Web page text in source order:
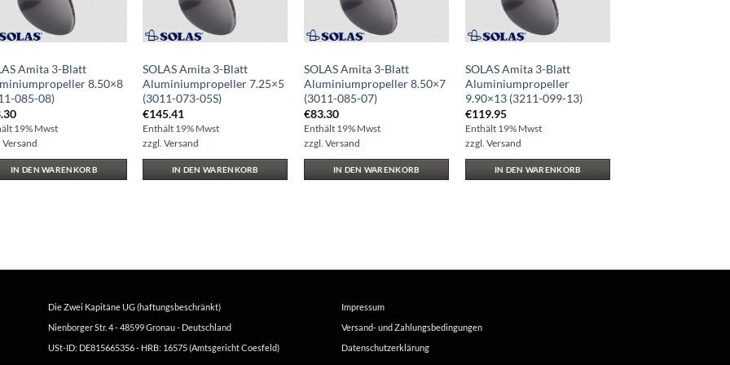
Amita 3-Blatt
8.50×8
085-08)
19% Mwst
Versand
IN DEN WARENKORB
SOLAS Amita 3-Blatt
Aluminiumpropeller 7.25×5
(3011-073-05S)
€145.41
Enthält 19% Mwst
zzgl.Versand
IN DEN WARENKORB
SOLAS Amita 3-Blatt
Aluminiumpropeller 8.50×7
(3011-085-07)
€83.30
Enthält 19% Mwst
zzgl.Versand
IN DEN WARENKORB
SOLAS Amita 3-Blatt
Aluminiumpropeller
9.90×13 (3211-099-13)
€119.95
Enthält 19% Mwst
zzgl. Versand
IN DEN WARENKORB
Die Zwei Kapitäne UG (haftungsbeschränkt)
Nienborger Str. 4 - 48599 Gronau - Deutschland
USt-ID: DE815665356 - HRB: 16575 (Amtsgericht Coesfeld)
Impressum
Versand- und Zahlungsbedingungen
Datenschutzerklärung